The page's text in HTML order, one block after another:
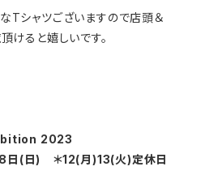
Tシャツございますので店頭＆
けると嬉しいです。
2023
(日) ＊12(月)13(火)定休日